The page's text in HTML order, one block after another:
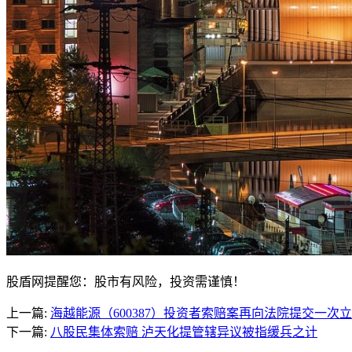
股盾网提醒您：股市有风险，投资需谨慎！
上一篇: 海越能源（600387）投资者索赔案再向法院提交一次
下一篇: 八股民集体索赔 泸天化提管辖异议被指缓兵之计